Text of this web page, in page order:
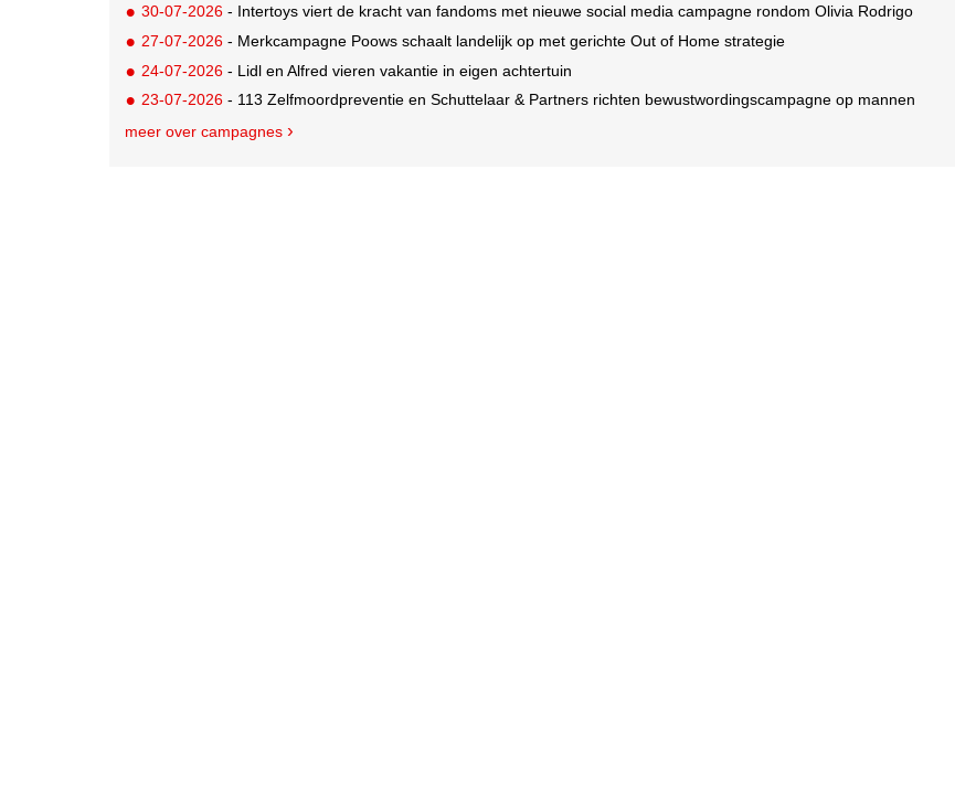
30-07-2026 - Intertoys viert de kracht van fandoms met nieuwe social media campagne rondom Olivia Rodrigo
27-07-2026 - Merkcampagne Poows schaalt landelijk op met gerichte Out of Home strategie
24-07-2026 - Lidl en Alfred vieren vakantie in eigen achtertuin
23-07-2026 - 113 Zelfmoordpreventie en Schuttelaar & Partners richten bewustwordingscampagne op mannen
meer over campagnes